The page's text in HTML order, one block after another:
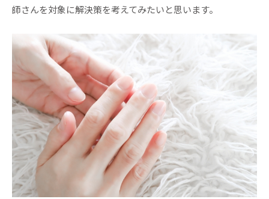
師さんを対象に解決策を考えてみたいと思います。